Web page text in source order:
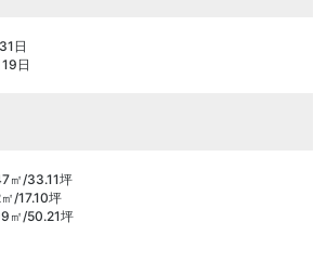
日
日
㎡/33.11坪
/17.10坪
㎡/50.21坪